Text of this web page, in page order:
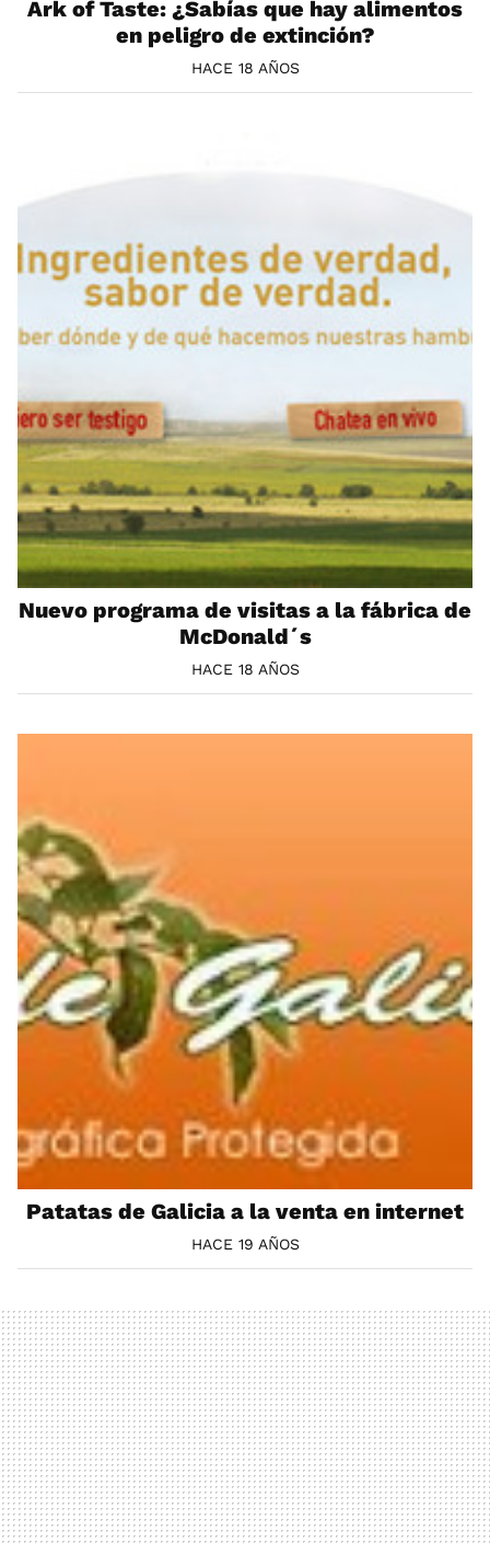
Ark of Taste: ¿Sabías que hay alimentos
en peligro de extinción?
HACE 18 AÑOS
Nuevo programa de visitas a la fábrica de
McDonald´s
HACE 18 AÑOS
Patatas de Galicia a la venta en internet
HACE 19 AÑOS